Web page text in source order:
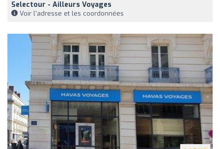
Selectour - Ailleurs Voyages
Voir l'adresse et les coordonnées